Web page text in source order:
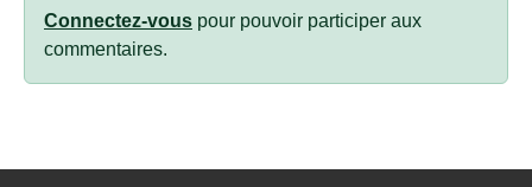
Connectez-vous pour pouvoir participer aux
commentaires.